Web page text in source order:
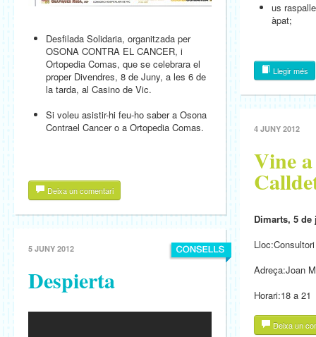
Desfilada Solidaria, organitzada per
OSONA CONTRA EL CANCER, i
Ortopedia Comas, que se celebrara el
proper Divendres, 8 de Juny, a les 6 de
la tarda, al Casino de Vic.
Si voleu asistir-hi feu-ho saber a Osona
Contrael Cancer o a Ortopedia Comas.
Deixa un comentari
5 JUNY 2012
Despierta
us
àpat;
Llegir més
4 JUNY 2012
Vine
Dimarts, 5 de
Adreça:Joan
Horari:18 a 21
Deixa un